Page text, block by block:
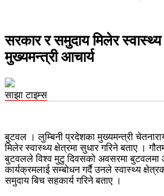
सरकार र समुदाय मिलेर स्वास्थ्य
मुख्यमन्त्री आचार्य
साझा टाइम्स
बुटवल । लुम्बिनी प्रदेशका मुख्यमन्त्री
मिलेर स्वास्थ्य क्षेत्रमा सुधार गरिने बताए ।
बुटवलले विश्व मुटु दिवसको अवसरमा बुटवलमा
कार्यक्रमलाई सम्बोधन गर्दै उनले स्वास्थ्य
समुदाय बिच सहकार्य गरिने बताए ।